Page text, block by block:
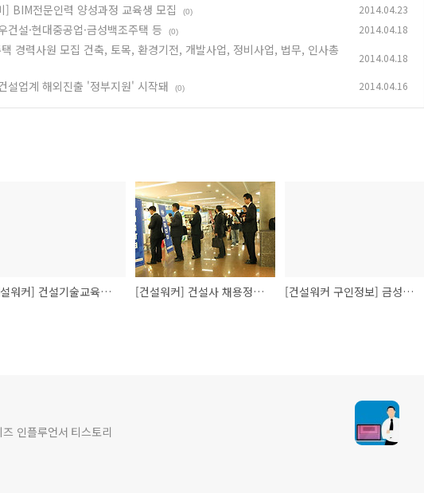
BIM전문인력 양성과정 교육생 모집 (0) 2014.04.23
설·현대중공업·금성백조주택 등 (0) 2014.04.18
경력사원 모집 건축, 토목, 환경기전, 개발사업, 정비사업, 법무, 인사총
2014.04.18
설업계 해외진출 '정부지원' 시작돼 (0) 2014.04.16
[건설워커] 건설기술교육원 [국비] BIM전문인력 양성과정 교육생 모집 [건설워커] 건설사 채용정보, 대우건설·현대중공업·금성백조주택 등 [건설워커 구인정보] 금성백조주택 경력사원 모집 건축, 토목, 환경기전, 개발사업, 정비사업, 법무, 인사총무, 안전담당
인플루언서 티스토리